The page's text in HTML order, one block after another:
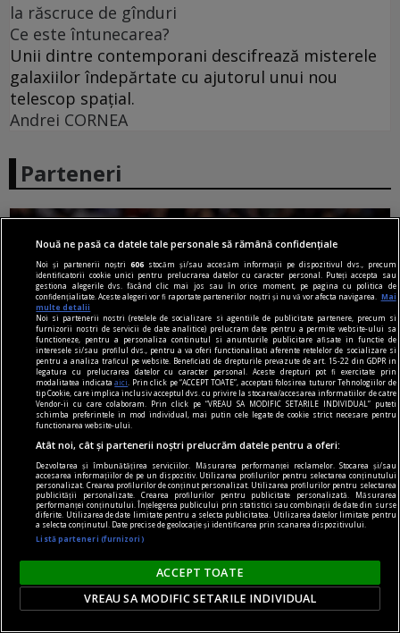
la răscruce de gînduri
Ce este întunecarea?
Unii dintre contemporani descifrează misterele
galaxiilor îndepărtate cu ajutorul unui nou
telescop spațial.
Andrei CORNEA
Parteneri
Juventus - Inter Milano, 1-2. Cristi Chivu,
nemulțumit: „Ne lipsește condiția fizică!”. Când și
cu cine joacă ultimul amical
Inter Milano a bifat o nouă victorie în meciurile
de pregătire din această vară.
Nouă ne pasă ca datele tale personale să rămână confidențiale
Noi și partenerii noștri606 stocăm și/sau accesăm informații pe dispozitivul dvs., precum
identificatorii cookie unici pentru prelucrarea datelor cu caracter personal. Puteți accepta sau
gestiona alegerile dvs. făcând clic mai jos sau în orice moment, pe pagina cu politica de
confidențialitate. Aceste alegeri vor fi raportate partenerilor noștri și nu vă vor afecta navigarea.
Mai
multe detalii
Noi si partenerii nostri (retelele de socializare si agentiile de publicitate partenere, precum si
furnizorii nostri de servicii de date analitice) prelucram date pentru a permite website-ului sa
functioneze, pentru a personaliza continutul si anunturile publicitare afisate in functie de
interesele si/sau profilul dvs., pentru a va oferi functionalitati aferente retelelor de socializare si
pentru a analiza traficul pe website. Beneficiati de drepturile prevazute de art. 15-22 din GDPR in
legatura cu prelucrarea datelor cu caracter personal. Aceste drepturi pot fi exercitate prin
modalitatea indicataaici
. Prin click pe “ACCEPT TOATE”, acceptati folosirea tuturor Tehnologiilor de
tip Cookie, care implica inclusiv acceptul dvs. cu privire la stocarea/accesarea informatiilor de catre
Vendor-ii cu care colaboram. Prin click pe “VREAU SA MODIFIC SETARILE INDIVIDUAL” puteti
schimba preferintele in mod individual, mai putin cele legate de cookie strict necesare pentru
functionarea website-ului.
Atât noi, cât și partenerii noștri prelucrăm datele pentru a oferi:
Dezvoltarea și îmbunătățirea serviciilor. Măsurarea performanței reclamelor. Stocarea și/sau
accesarea informațiilor de pe un dispozitiv. Utilizarea profilurilor pentru selectarea conținutului
personalizat. Crearea profilurilor de conținut personalizat. Utilizarea profilurilor pentru selectarea
publicității personalizate. Crearea profilurilor pentru publicitate personalizată. Măsurarea
performanței conținutului. Înțelegerea publicului prin statistici sau combinații de date din surse
diferite. Utilizarea de date limitate pentru a selecta publicitatea. Utilizarea datelor limitate pentru
a selecta conținutul. Date precise de geolocație și identificarea prin scanarea dispozitivului.
Listă parteneri (furnizori)
ACCEPT TOATE
VREAU SA MODIFIC SETARILE INDIVIDUAL